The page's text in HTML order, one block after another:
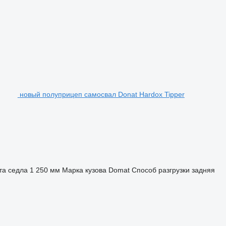
новый полуприцеп самосвал Donat Hardox Tipper
седла 1 250 мм Марка кузова Domat Способ разгрузки задняя